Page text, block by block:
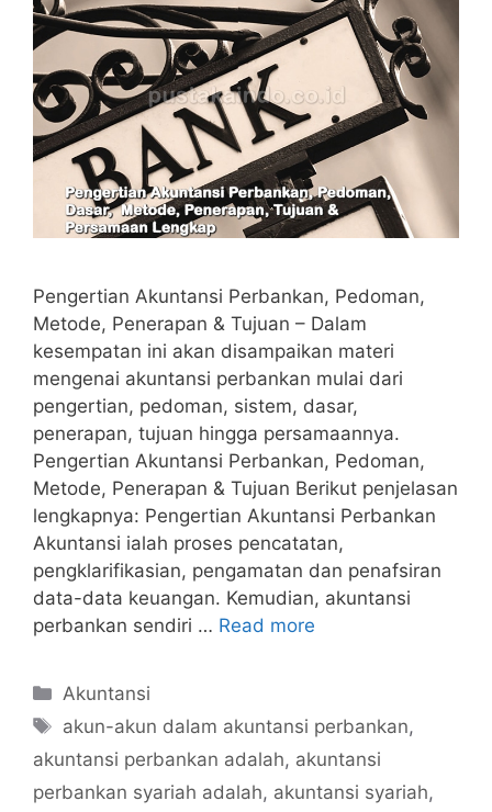
Pengertian Akuntansi Perbankan, Pedoman,
Metode, Penerapan & Tujuan – Dalam
kesempatan ini akan disampaikan materi
mengenai akuntansi perbankan mulai dari
pengertian, pedoman, sistem, dasar,
penerapan, tujuan hingga persamaannya.
Pengertian Akuntansi Perbankan, Pedoman,
Metode, Penerapan & Tujuan Berikut penjelasan
lengkapnya: Pengertian Akuntansi Perbankan
Akuntansi ialah proses pencatatan,
pengklarifikasian, pengamatan dan penafsiran
data-data keuangan. Kemudian, akuntansi
perbankan sendiri … Read more
Categories
Akuntansi
Tags
akun-akun dalam akuntansi perbankan,
akuntansi perbankan adalah, akuntansi
perbankan syariah adalah, akuntansi syariah,